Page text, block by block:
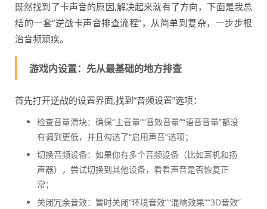
既然找到了卡声音的原因,解决起来就有了方向，下面是我总
结的一套“逆战卡声音排查流程”，从简单到复杂，一步步根
治音频顽疾。
游戏内设置：先从最基础的地方排查
首先打开逆战的设置界面,找到“音频设置”选项：
检查音量滑块：确保“主音量”“音效音量”“语音音量”都没
有调到更低，并且勾选了“启用声音”选项；
切换音频设备：如果你有多个音频设备（比如耳机和扬
声器），尝试切换到其他设备，看看声音是否恢复正
常；
关闭冗余音效：暂时关闭“环境音效”“混响效果”“3D音效”